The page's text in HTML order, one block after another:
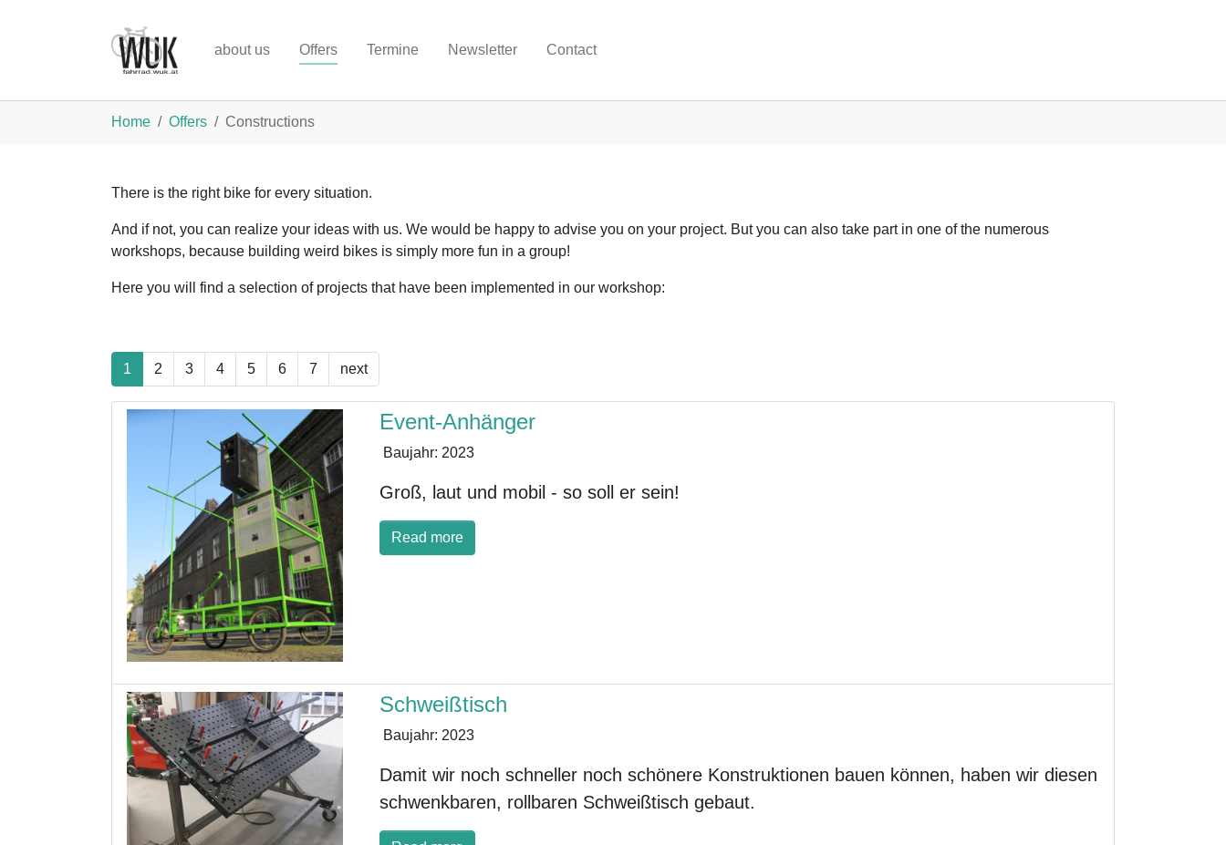
about us Offers Termine Newsletter Contact
Home Offers Constructions
There is the right bike for every situation.
And if not, you can realize your ideas with us. We would be happy to advise you on your project. But you can also take part in one of the numerous
workshops, because building weird bikes is simply more fun in a group!
Here you will find a selection of projects that have been implemented in our workshop:
1 2 3 4 5 6 7 next
Event-Anhänger
Baujahr: 2023
Groß, laut und mobil - so soll er sein!
Read more
Schweißtisch
Baujahr: 2023
Damit wir noch schneller noch schönere Konstruktionen bauen können, haben wir diesen
schwenkbaren, rollbaren Schweißtisch gebaut.